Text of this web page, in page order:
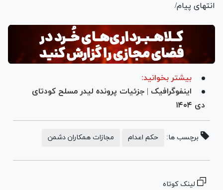
انتهای پیام/
بیشتر بخوانید:
اینفوگرافیک | جزئیات پرونده لیدر مسلح کودتای
دی ۱۴۰۴
برچسب ها: حکم اعدام مجازات همکاران دشمن
لینک کوتاه